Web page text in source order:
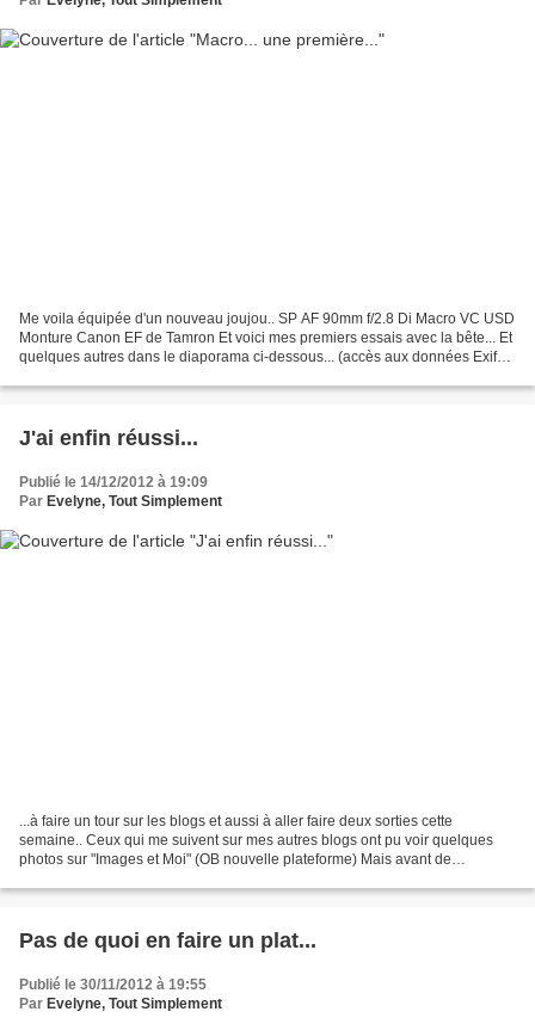
Me voila équipée d'un nouveau joujou.. SP AF 90mm f/2.8 Di Macro VC USD
Monture Canon EF de Tamron Et voici mes premiers essais avec la bête... Et
quelques autres dans le diaporama ci-dessous... (accès aux données Exif
J'ai enfin réussi...
Publié le 14/12/2012 à 19:09
Par Evelyne, Tout Simplement
...à faire un tour sur les blogs et aussi à aller faire deux sorties cette
semaine.. Ceux qui me suivent sur mes autres blogs ont pu voir quelques
photos sur "Images et Moi" (OB nouvelle plateforme) Mais avant de
Pas de quoi en faire un plat...
Publié le 30/11/2012 à 19:55
Par Evelyne, Tout Simplement